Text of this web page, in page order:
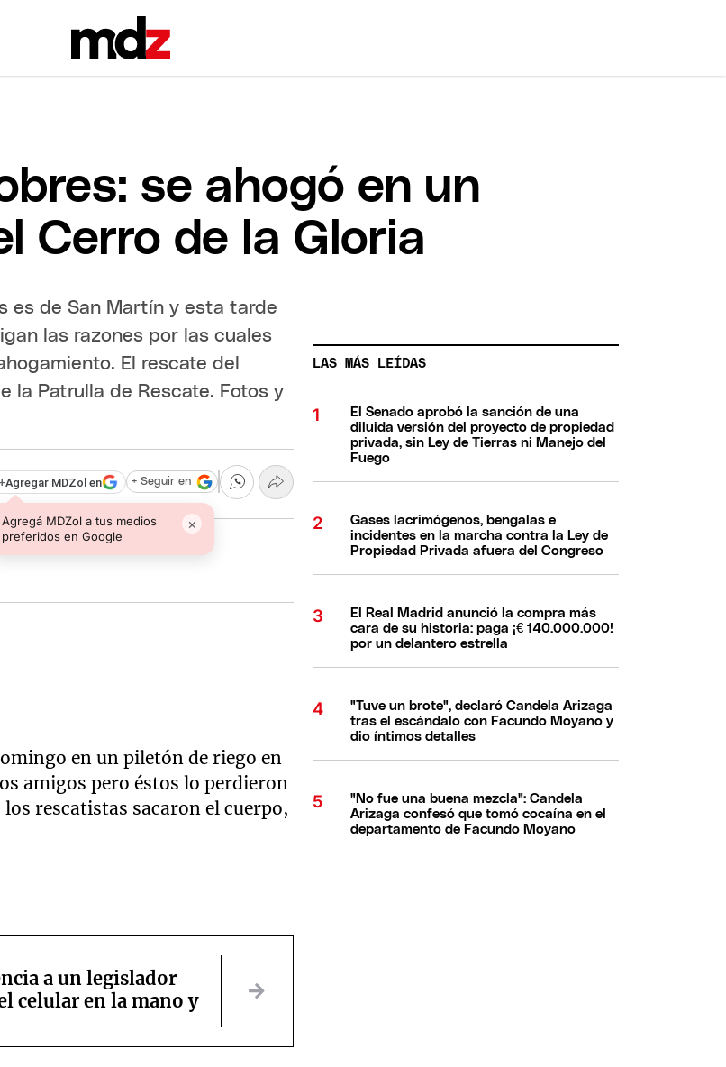
se ahogó en un
Cerro de la Gloria
es de San Martín y esta tarde
las razones por las cuales
El rescate del
la Patrulla de Rescate. Fotos y
+Agregar MDZol en
Agregá MDZol a tus medios
preferidos en Google
×
+ Seguir en
en un piletón de riego en
amigos pero éstos lo perdieron
rescatistas sacaron el cuerpo,
a un legislador
celular en la mano y
LAS MÁS LEÍDAS
El Senado aprobó la sanción de una
diluida versión del proyecto de propiedad
privada, sin Ley de Tierras ni Manejo del
Fuego
Gases lacrimógenos, bengalas e
incidentes en la marcha contra la Ley de
Propiedad Privada afuera del Congreso
El Real Madrid anunció la compra más
cara de su historia: paga ¡€ 140.000.000!
por un delantero estrella
"Tuve un brote", declaró Candela Arizaga
tras el escándalo con Facundo Moyano y
dio íntimos detalles
"No fue una buena mezcla": Candela
Arizaga confesó que tomó cocaína en el
departamento de Facundo Moyano